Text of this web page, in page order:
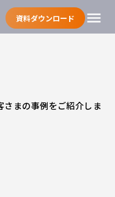
資料ダウンロード menu
まの事例をご紹介しま